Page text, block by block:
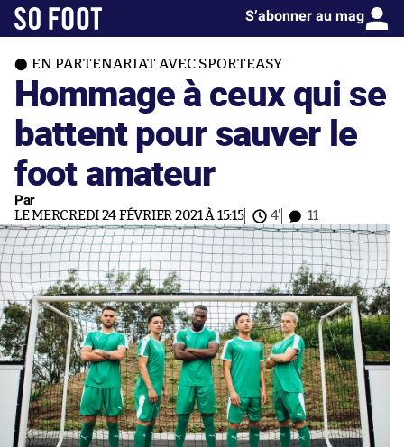
S’abonner au mag
EN PARTENARIAT AVEC SPORTEASY
Hommage à ceux qui se
battent pour sauver le
foot amateur
Par
LE MERCREDI 24 FÉVRIER 2021 À 15:15 4' 11